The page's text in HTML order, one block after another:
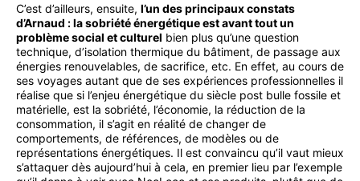
C’est d’ailleurs, ensuite, l’un des principaux constats
d’Arnaud : la sobriété énergétique est avant tout un
problème social et culturel bien plus qu’une question
technique, d’isolation thermique du bâtiment, de passage aux
énergies renouvelables, de sacrifice, etc. En effet, au cours de
ses voyages autant que de ses expériences professionnelles il
réalise que si l’enjeu énergétique du siècle post bulle fossile et
matérielle, est la sobriété, l’économie, la réduction de la
consommation, il s’agit en réalité de changer de
comportements, de références, de modèles ou de
représentations énergétiques. Il est convaincu qu’il vaut mieux
s’attaquer dès aujourd’hui à cela, en premier lieu par l’exemple